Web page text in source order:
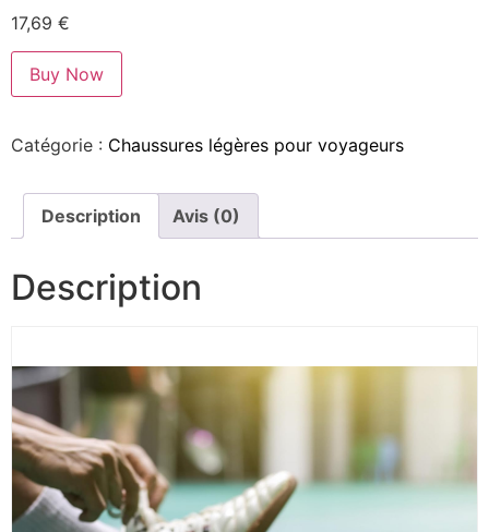
17,69 €
Buy Now
Catégorie : Chaussures légères pour voyageurs
Description Avis (0)
Description